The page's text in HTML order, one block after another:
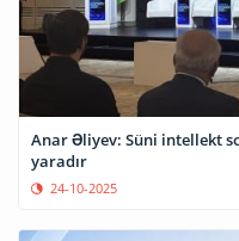
Anar Əliyev: Süni intellekt
yaradır
24-10-2025